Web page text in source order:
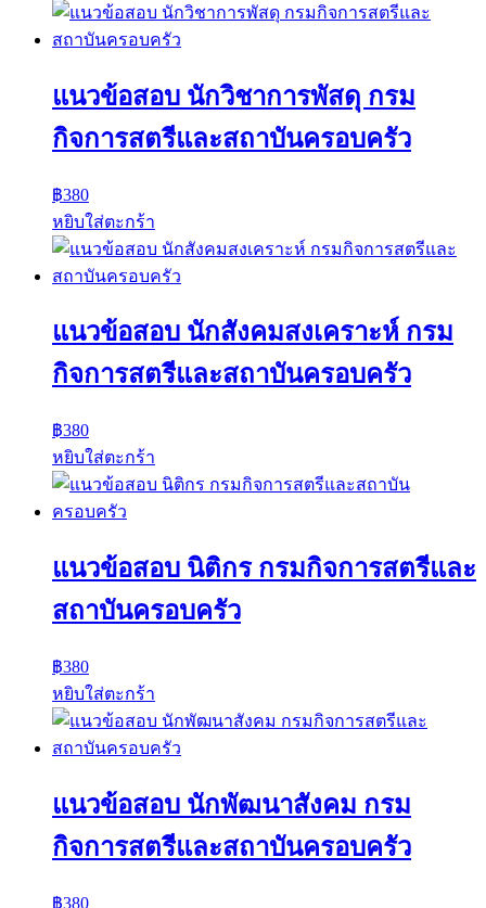
แนวข้อสอบ นักวิชาการพัสดุ กรม
กิจการสตรีและสถาบันครอบครัว
฿380
หยิบใส่ตะกร้า
แนวข้อสอบ นักสังคมสงเคราะห์ กรม
กิจการสตรีและสถาบันครอบครัว
฿380
หยิบใส่ตะกร้า
แนวข้อสอบ นิติกร กรมกิจการสตรีและ
สถาบันครอบครัว
฿380
หยิบใส่ตะกร้า
แนวข้อสอบ นักพัฒนาสังคม กรม
กิจการสตรีและสถาบันครอบครัว
฿380